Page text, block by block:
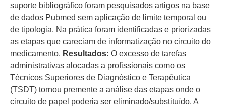
suporte bibliográfico foram pesquisados artigos na base
de dados Pubmed sem aplicação de limite temporal ou
de tipologia. Na prática foram identificadas e priorizadas
as etapas que careciam de informatização no circuito do
medicamento. Resultados: O excesso de tarefas
administrativas alocadas a profissionais como os
Técnicos Superiores de Diagnóstico e Terapêutica
(TSDT) tornou premente a análise das etapas onde o
circuito de papel poderia ser eliminado/substituído. A